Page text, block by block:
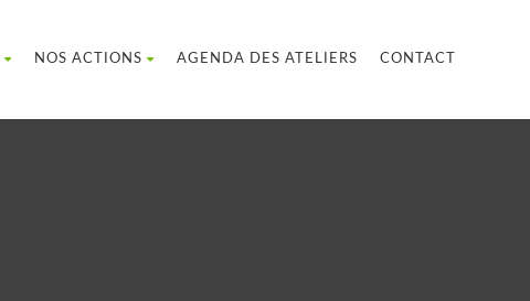
NOS ACTIONS AGENDA DES ATELIERS CONTACT